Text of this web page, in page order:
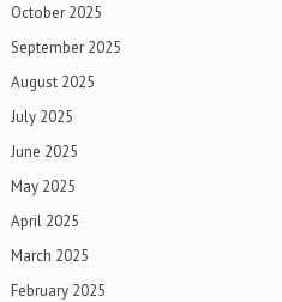
October 2025
September 2025
August 2025
July 2025
June 2025
May 2025
April 2025
March 2025
February 2025